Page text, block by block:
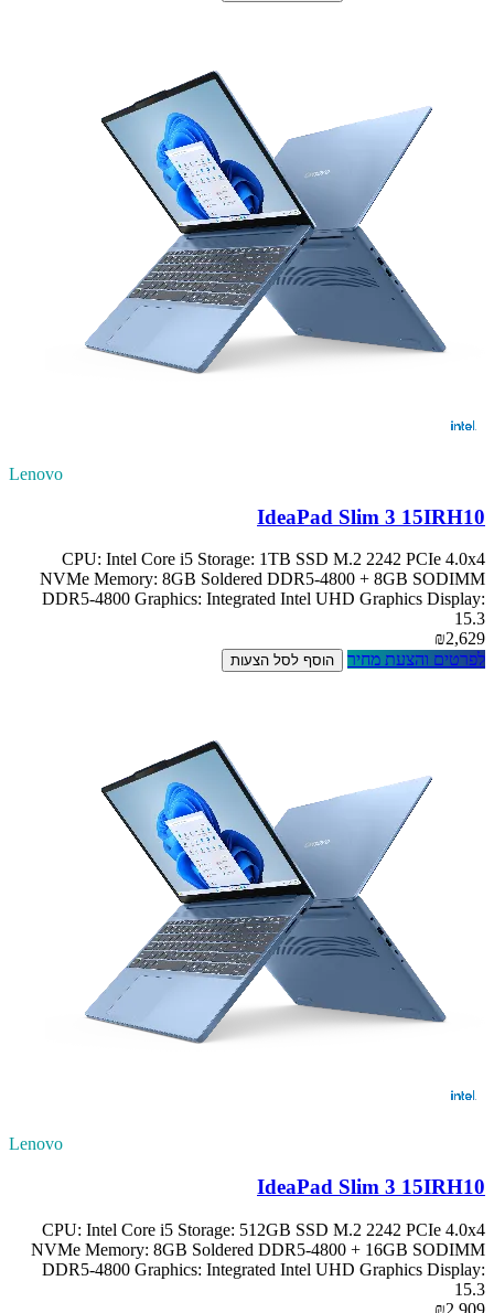
Lenovo
IdeaPad Slim 3 15IRH10
CPU: Intel Core i5 Storage: 1TB SSD M.2 2242 PCIe 4.0x4
NVMe Memory: 8GB Soldered DDR5-4800 + 8GB SODIMM
DDR5-4800 Graphics: Integrated Intel UHD Graphics Display:
15.3
₪2,629
לפרטים והצעת מחיר
הוסף לסל הצעות
Lenovo
IdeaPad Slim 3 15IRH10
CPU: Intel Core i5 Storage: 512GB SSD M.2 2242 PCIe 4.0x4
NVMe Memory: 8GB Soldered DDR5-4800 + 16GB SODIMM
DDR5-4800 Graphics: Integrated Intel UHD Graphics Display:
15.3
₪2,909